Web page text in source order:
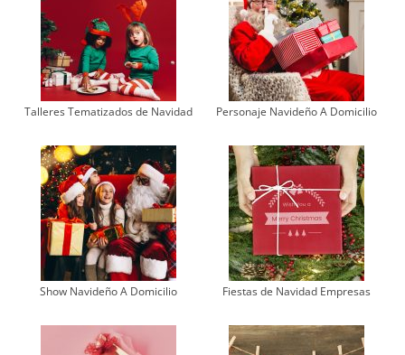
Talleres Tematizados de Navidad Personaje Navideño A Domicilio
Show Navideño A Domicilio Fiestas de Navidad Empresas